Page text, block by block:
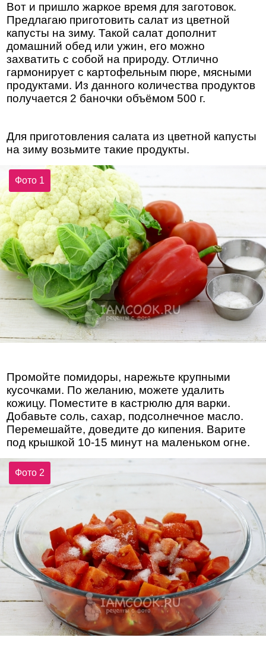
Вот и пришло жаркое время для заготовок.
Предлагаю приготовить салат из цветной
капусты на зиму. Такой салат дополнит
домашний обед или ужин, его можно
захватить с собой на природу. Отлично
гармонирует с картофельным пюре, мясными
продуктами. Из данного количества продуктов
получается 2 баночки объёмом 500 г.
Для приготовления салата из цветной капусты
на зиму возьмите такие продукты.
Фото 1
Промойте помидоры, нарежьте крупными
кусочками. По желанию, можете удалить
кожицу. Поместите в кастрюлю для варки.
Добавьте соль, сахар, подсолнечное масло.
Перемешайте, доведите до кипения. Варите
под крышкой 10-15 минут на маленьком огне.
Фото 2